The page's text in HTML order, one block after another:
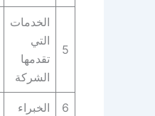
5
الخدمات
التي
تقدمها
الشركة
6 الخبراء